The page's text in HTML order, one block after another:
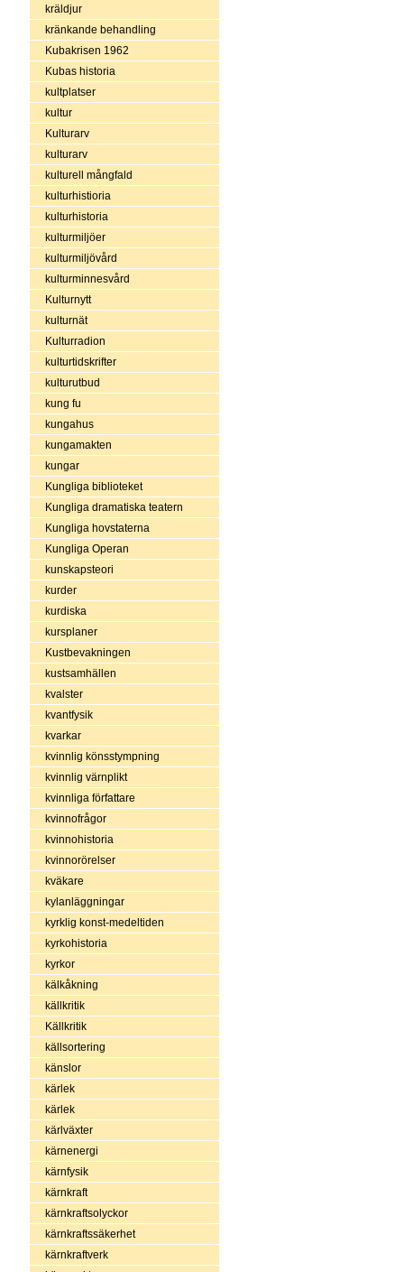
kräldjur
kränkande behandling
Kubakrisen 1962
Kubas historia
kultplatser
kultur
Kulturarv
kulturarv
kulturell mångfald
kulturhistioria
kulturhistoria
kulturmiljöer
kulturmiljövård
kulturminnesvård
Kulturnytt
kulturnät
Kulturradion
kulturtidskrifter
kulturutbud
kung fu
kungahus
kungamakten
kungar
Kungliga biblioteket
Kungliga dramatiska teatern
Kungliga hovstaterna
Kungliga Operan
kunskapsteori
kurder
kurdiska
kursplaner
Kustbevakningen
kustsamhällen
kvalster
kvantfysik
kvarkar
kvinnlig könsstympning
kvinnlig värnplikt
kvinnliga författare
kvinnofrågor
kvinnohistoria
kvinnorörelser
kväkare
kylanläggningar
kyrklig konst-medeltiden
kyrkohistoria
kyrkor
kälkåkning
källkritik
Källkritik
källsortering
känslor
kärlek
kärlek
kärlväxter
kärnenergi
kärnfysik
kärnkraft
kärnkraftsolyckor
kärnkraftssäkerhet
kärnkraftverk